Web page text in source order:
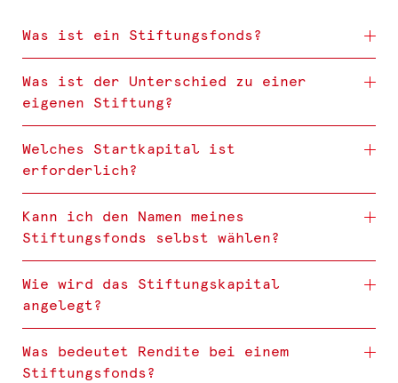
Was ist ein Stiftungsfonds?
Was ist der Unterschied zu einer
eigenen Stiftung?
Welches Startkapital ist
erforderlich?
Kann ich den Namen meines
Stiftungsfonds selbst wählen?
Wie wird das Stiftungskapital
angelegt?
Was bedeutet Rendite bei einem
Stiftungsfonds?